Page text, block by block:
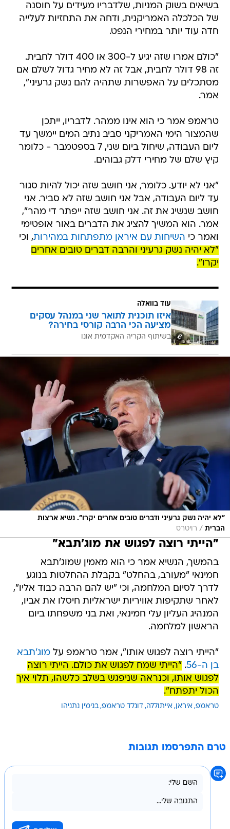
בשיאים בשוק המניות, שלדבריו מעידים על חוסנה
של הכלכלה האמריקנית, ודחה את התחזיות לעלייה
חדה עוד יותר במחירי הנפט.
"כולם אמרו שזה יגיע ל-300 או 400 דולר לחבית.
זה 98 דולר לחבית, אבל זה לא מחיר גדול לשלם אם
מסתכלים על האפשרות שתהיה להם נשק גרעיני",
אמר.
טראמפ אמר כי הוא אינו ממהר. לדבריו, ייתכן
שהמצור הימי האמריקני סביב נתיב המים יימשך עד
ליום העבודה, שיחול ביום שני, 7 בספטמבר - כלומר
קיץ שלם של מחירי דלק גבוהים.
"אני לא יודע. כלומר, אני חושב שזה יכול להיות סגור
עד ליום העבודה, אבל אני חושב שזה לא סביר. אני
חושב שנשיג את זה. אני חושב שזה ייפתר די מהר",
אמר. הוא המשיך להציג את הדברים באור אופטימי
ואמר כי השיחות עם איראן מתפתחות במהירות, וכי
"לא יהיה נשק גרעיני והרבה דברים טובים אחרים
יקרו".
עוד בוואלה
איזו תוכנית לתואר שני במנהל עסקים
מציעה הכי הרבה קורסי בחירה?
בשיתוף הקריה האקדמית אונו
"לא יהיה נשק גרעיני ודברים טובים אחרים יקרו". נשיא ארצות
הברית / רויטרס
"הייתי רוצה לפגוש את מוג'תבא"
בהמשך, הנשיא אמר כי הוא מאמין שמוג'תבא
חמינאי "מעורב, בהחלט" בקבלת ההחלטות בנוגע
לדרך לסיום המלחמה, וכי "יש להם הרבה כבוד אליו",
לאחר שתקיפות אוויריות ישראליות חיסלו את אביו,
המנהיג העליון עלי חמינאי, ואת בני משפחתו ביום
הראשון למלחמה.
"הייתי רוצה לפגוש אותו", אמר טראמפ עלמוג'תבא
בן ה-56
. "הייתי שמח לפגוש את כולם. הייתי רוצה
לפגוש אותו, וכנראה שניפגש בשלב כלשהו, תלוי איך
הכול יתפתח".
טראמפ איראן אייתוללה דונלד טראמפ בנימין נתניהו
טרם התפרסמו תגובות